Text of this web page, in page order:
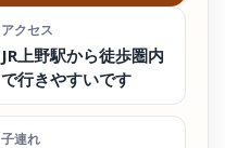
アクセス
JR上野駅から徒歩圏内
で行きやすいです
子連れ